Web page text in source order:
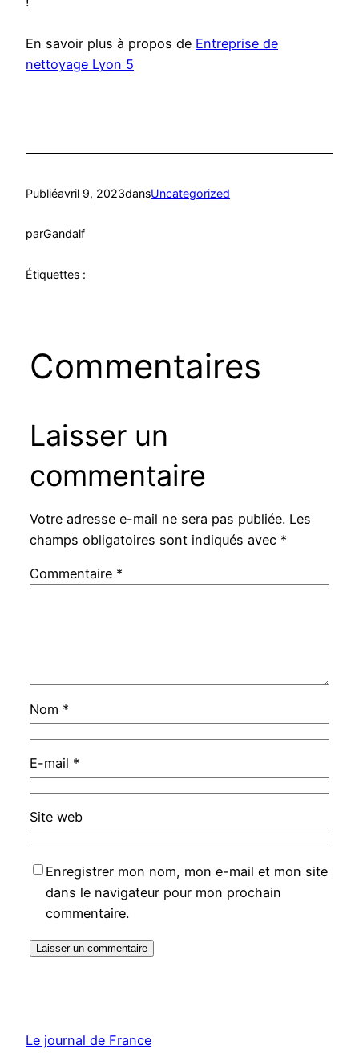
En savoir plus à propos de Entreprise de
nettoyage Lyon 5
Publiéavril 9, 2023dansUncategorized
parGandalf
Étiquettes :
Commentaires
Laisser un
commentaire
Votre adresse e-mail ne sera pas publiée. Les
champs obligatoires sont indiqués avec *
Commentaire *
Nom *
E-mail *
Site web
Enregistrer mon nom, mon e-mail et mon site
dans le navigateur pour mon prochain
commentaire.
Le journal de France